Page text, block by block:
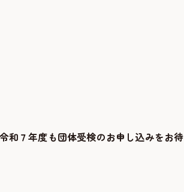
和７年度も団体受検のお申し込みをお待